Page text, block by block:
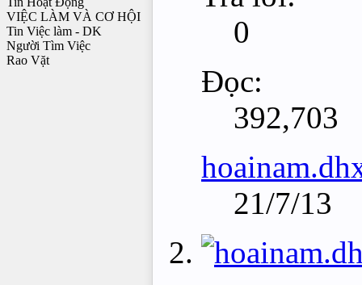
VIỆC LÀM VÀ CƠ HỘI
Tin Việc làm - DK
Người Tìm Việc
Rao Vặt
0
Đọc:
392,703
21/7/13